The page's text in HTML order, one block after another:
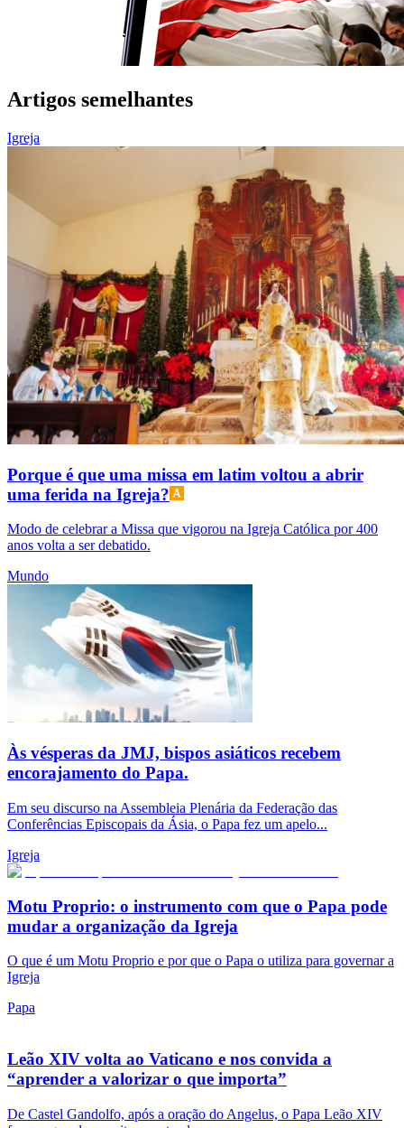
Artigos semelhantes
Igreja
Porque é que uma missa em latim voltou a abrir
uma ferida na Igreja?
Modo de celebrar a Missa que vigorou na Igreja Católica por 400
anos volta a ser debatido.
Mundo
Às vésperas da JMJ, bispos asiáticos recebem
encorajamento do Papa.
Em seu discurso na Assembleia Plenária da Federação das
Conferências Episcopais da Ásia, o Papa fez um apelo...
Igreja
Motu Proprio: o instrumento com que o Papa pode
mudar a organização da Igreja
O que é um Motu Proprio e por que o Papa o utiliza para governar a
Igreja
Papa
Leão XIV volta ao Vaticano e nos convida a
“aprender a valorizar o que importa”
De Castel Gandolfo, após a oração do Angelus, o Papa Leão XIV